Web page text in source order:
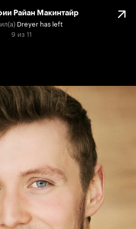
Райан Макинтайр
Dreyer has left
9 из 11